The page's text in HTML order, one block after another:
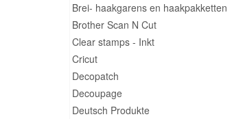
Brei- haakgarens en haakpakketten
Brother Scan N Cut
Clear stamps - Inkt
Cricut
Decopatch
Decoupage
Deutsch Produkte